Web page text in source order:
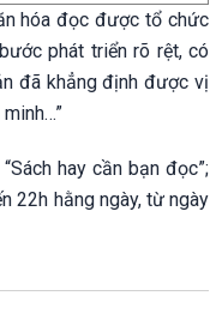
hóa đọc được tổ chức
phát triển rõ rệt, có
đã khẳng định được vị
hay cần bạn đọc”;
22h hằng ngày, từ ngày